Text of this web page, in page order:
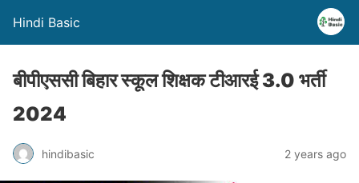
Hindi Basic
बीपीएससी बिहार स्कूल शिक्षक टीआरई 3.0 भर्ती
2024
hindibasic 2 years ago